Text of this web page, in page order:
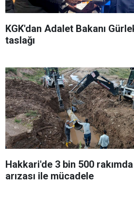
KGK'dan Adalet Bakanı
taslağı
Hakkari'de 3 bin 500
arızası ile mücadele